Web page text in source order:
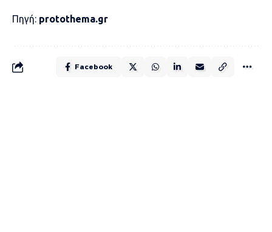
Πηγή: protothema.gr
Facebook